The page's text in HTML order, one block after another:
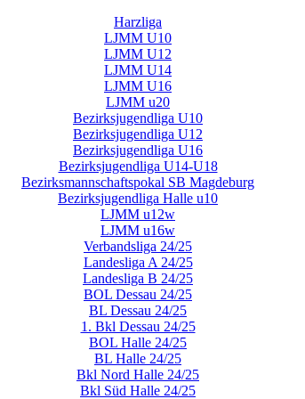
Harzliga
LJMM U10
LJMM U12
LJMM U14
LJMM U16
LJMM u20
Bezirksjugendliga U10
Bezirksjugendliga U12
Bezirksjugendliga U16
Bezirksjugendliga U14-U18
Bezirksmannschaftspokal SB Magdeburg
Bezirksjugendliga Halle u10
LJMM u12w
LJMM u16w
Verbandsliga 24/25
Landesliga A 24/25
Landesliga B 24/25
BOL Dessau 24/25
BL Dessau 24/25
1. Bkl Dessau 24/25
BOL Halle 24/25
BL Halle 24/25
Bkl Nord Halle 24/25
Bkl Süd Halle 24/25